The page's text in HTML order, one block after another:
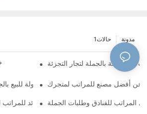
مدونة حالات1
مصنعو مراتب فندقيةالمخصصة بالجملة لتجار التجزئة
سرير جلدي بأسعار معقولة للبيع
عن أفضل مصنع للمراتب لمتجرك
المورد الرائدالمراتب للفنادق وطلبات الجملة